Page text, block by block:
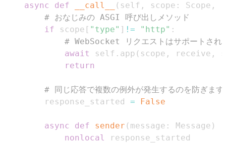
async def __call__ ( self , scope : Scope ,
# おなじみの ASGI 呼び出しメソッド
if scope [ "type" ] != "http" :
# WebSocket リクエストはサポートされ
await
self . app ( scope , receive ,
return
# 同じ応答で複数の例外が発生するのを防ぎます
        response_started
= False
async def sender ( message : Message )
nonlocal